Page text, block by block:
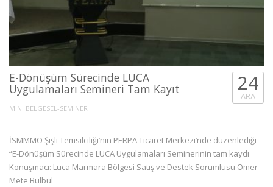
E-Dönüşüm Sürecinde LUCA
Uygulamaları Semineri Tam Kayıt
MİNİ BELGESEL-SEMİNER
24
ARA
İSMMMO Şişli Temsilciliği’nin PERPA Ticaret Merkezi’nde düzenlediği
“E-Dönüşüm Sürecinde LUCA Uygulamaları Seminerinin tam kaydı
Konuşmacı: Luca Marmara Bölgesi Satış ve Destek Sorumlusu Ömer
Mete Bülbül